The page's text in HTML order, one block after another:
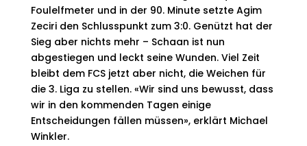
Foulelfmeter und in der 90. Minute setzte Agim
Zeciri den Schlusspunkt zum 3:0. Genützt hat der
Sieg aber nichts mehr – Schaan ist nun
abgestiegen und leckt seine Wunden. Viel Zeit
bleibt dem FCS jetzt aber nicht, die Weichen für
die 3. Liga zu stellen. «Wir sind uns bewusst, dass
wir in den kommenden Tagen einige
Entscheidungen fällen müssen», erklärt Michael
Winkler.